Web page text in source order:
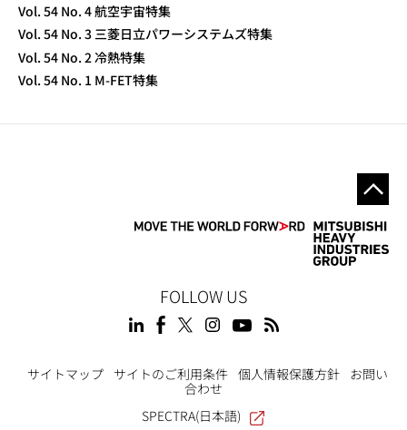
Vol. 54 No. 4 航空宇宙特集
Vol. 54 No. 3 三菱日立パワーシステムズ特集
Vol. 54 No. 2 冷熱特集
Vol. 54 No. 1 M-FET特集
FOLLOW US
サイトマップ サイトのご利用条件 個人情報保護方針
お問い
合わせ
SPECTRA(日本語)